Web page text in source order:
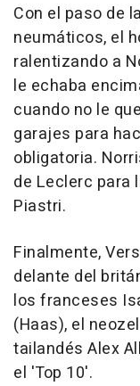
Con el paso de
neumáticos, el
ralentizando a
le echaba
cuando no le
garajes para
obligatoria.
de Leclerc para
Piastri.
Finalmente,
delante del
los franceses
(Haas), el
tailandés Alex
el 'Top 10'.